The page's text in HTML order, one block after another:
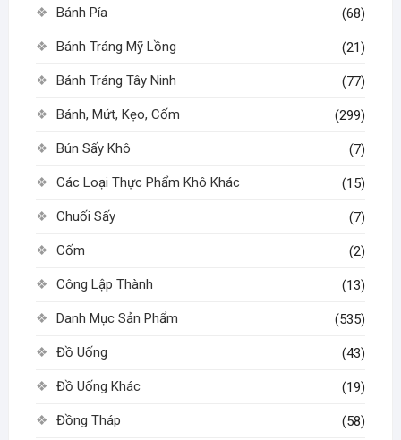
Bánh Pía (68)
Bánh Tráng Mỹ Lồng (21)
Bánh Tráng Tây Ninh (77)
Bánh, Mứt, Kẹo, Cốm (299)
Bún Sấy Khô (7)
Các Loại Thực Phẩm Khô Khác (15)
Chuối Sấy (7)
Cốm (2)
Công Lập Thành (13)
Danh Mục Sản Phẩm (535)
Đồ Uống (43)
Đồ Uống Khác (19)
Đồng Tháp (58)